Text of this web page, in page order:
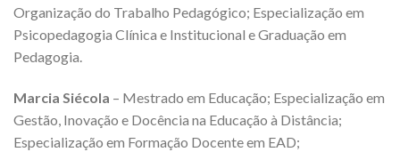
Organização do Trabalho Pedagógico; Especialização em
Psicopedagogia Clínica e Institucional e Graduação em
Pedagogia.
Marcia Siécola – Mestrado em Educação; Especialização em
Gestão, Inovação e Docência na Educação à Distância;
Especialização em Formação Docente em EAD;